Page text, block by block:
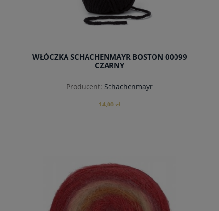
WŁÓCZKA SCHACHENMAYR BOSTON 00099
CZARNY
Producent: Schachenmayr
14,00 zł
do koszyka